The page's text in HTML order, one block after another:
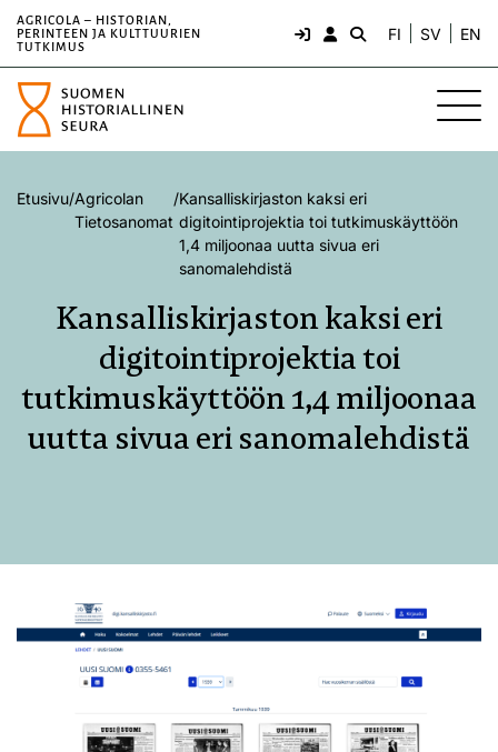
AGRICOLA – HISTORIAN,
PERINTEEN JA KULTTUURIEN
TUTKIMUS
FI SV EN
Etusivu/Agricolan
Tietosanomat
/Kansalliskirjaston kaksi eri
digitointiprojektia toi tutkimuskäyttöön
1,4 miljoonaa uutta sivua eri
sanomalehdistä
Kansalliskirjaston kaksi eri
digitointiprojektia toi
tutkimuskäyttöön 1,4 miljoonaa
uutta sivua eri sanomalehdistä